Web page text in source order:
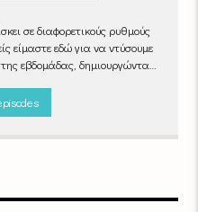
σε διαφορετικούς ρυθμούς
είμαστε εδώ για να ντύσουμε
εβδομάδας, δημιουργώντας